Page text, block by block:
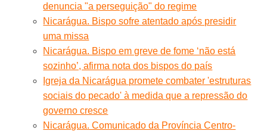
denuncia "a perseguição" do regime
Nicarágua. Bispo sofre atentado após presidir
uma missa
Nicarágua. Bispo em greve de fome ‘não está
sozinho’, afirma nota dos bispos do país
Igreja da Nicarágua promete combater 'estruturas
sociais do pecado' à medida que a repressão do
governo cresce
Nicarágua. Comunicado da Província Centro-